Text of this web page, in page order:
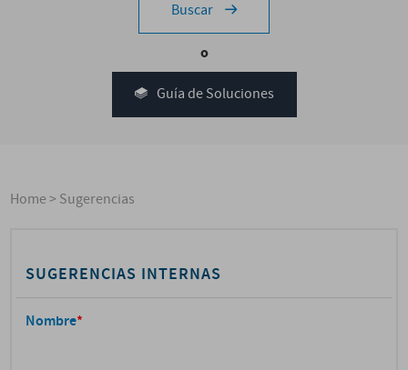
Buscar
o
Guía de Soluciones
Home>Sugerencias
SUGERENCIAS INTERNAS
Nombre